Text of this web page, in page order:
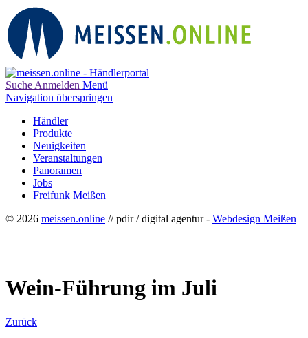
Suche Anmelden Menü
Navigation überspringen
Händler
Produkte
Neuigkeiten
Veranstaltungen
Panoramen
Jobs
Freifunk Meißen
© 2026 meissen.online // pdir / digital agentur - Webdesign Meißen
Wein-Führung im Juli
Zurück